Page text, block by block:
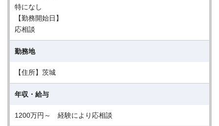
特になし
【勤務開始日】
応相談
勤務地
【住所】茨城
年収・給与
1200万円～ 経験により応相談